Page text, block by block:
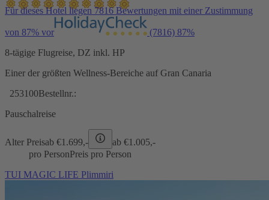
Für dieses Hotel liegen 7816 Bewertungen mit einer Zustimmung
von 87% vor (7816) 87%
8-tägige Flugreise, DZ inkl. HP
Einer der größten Wellness-Bereiche auf Gran Canaria
253100Bestellnr.:
Pauschalreise
Alter Preisab €1.699,- ab €1.005,-
pro PersonPreis pro Person
TUI MAGIC LIFE Plimmiri